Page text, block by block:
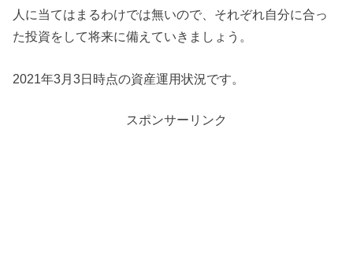
人に当てはまるわけでは無いので、それぞれ自分に合っ
た投資をして将来に備えていきましょう。
2021年3月3日時点の資産運用状況です。
スポンサーリンク